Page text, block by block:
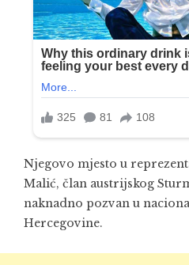
Njegovo mjesto u
Malić, član austrijskog
naknadno pozvan u
Hercegovine.